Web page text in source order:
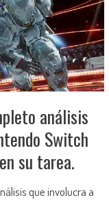
análisis
Switch
su tarea.
que involucra a